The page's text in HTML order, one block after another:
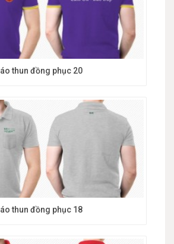
áo thun đồng phục 20
áo thun đồng phục 18